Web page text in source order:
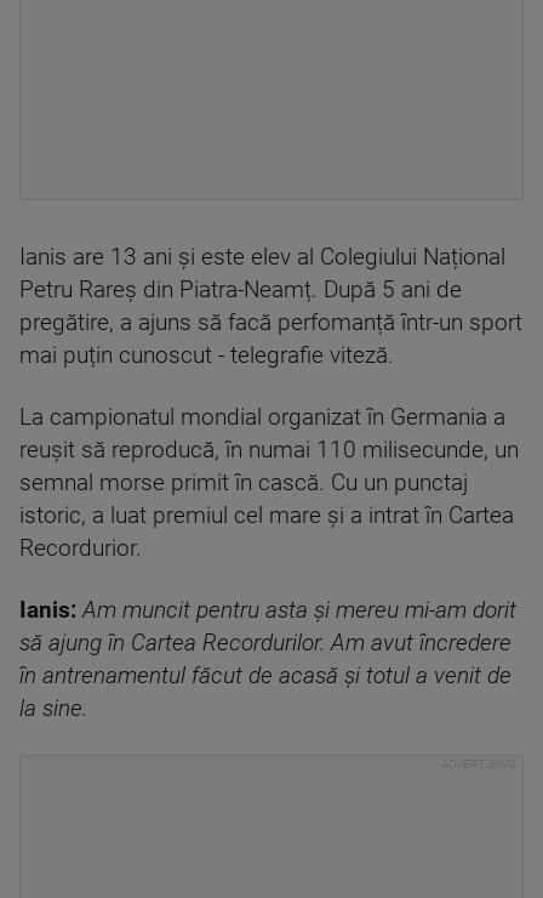
Ianis are 13 ani și este elev al Colegiului Național
Petru Rareș din Piatra-Neamț. După 5 ani de
pregătire, a ajuns să facă perfomanță într-un sport
mai puțin cunoscut - telegrafie viteză.
La campionatul mondial organizat în Germania a
reușit să reproducă, în numai 110 milisecunde, un
semnal morse primit în cască. Cu un punctaj
istoric, a luat premiul cel mare și a intrat în Cartea
Recordurior.
Ianis: Am muncit pentru asta şi mereu mi-am dorit
să ajung în Cartea Recordurilor. Am avut încredere
în antrenamentul făcut de acasă şi totul a venit de
la sine.